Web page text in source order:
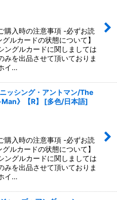
購入時の注意事項 -必ずお読
ルカードの状態について】
ングルカードに関しましては
みを出品させて頂いておりま
イ…
ッシング・アントマン/The
》【R】
[多色/日本語]
購入時の注意事項 -必ずお読
ルカードの状態について】
ングルカードに関しましては
みを出品させて頂いておりま
イ…